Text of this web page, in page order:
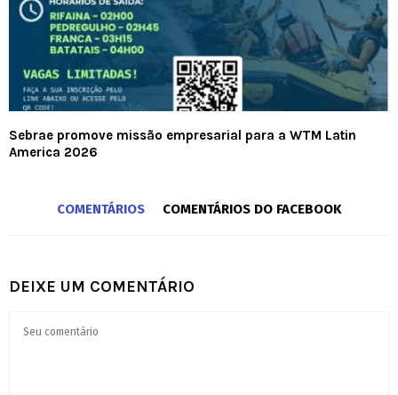
Sebrae promove missão empresarial para a WTM Latin
America 2026
COMENTÁRIOS COMENTÁRIOS DO FACEBOOK
DEIXE UM COMENTÁRIO